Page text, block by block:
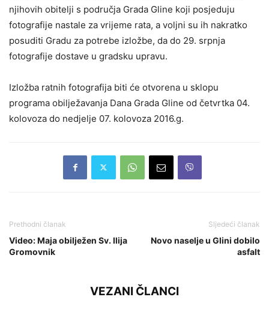
njihovih obitelji s područja Grada Gline koji posjeduju
fotografije nastale za vrijeme rata, a voljni su ih nakratko
posuditi Gradu za potrebe izložbe, da do 29. srpnja
fotografije dostave u gradsku upravu.
Izložba ratnih fotografija biti će otvorena u sklopu
programa obilježavanja Dana Grada Gline od četvrtka 04.
kolovoza do nedjelje 07. kolovoza 2016.g.
Prethodni članak
Video: Maja obilježen Sv. Ilija
Gromovnik
Sljedeći članak
Novo naselje u Glini dobilo
asfalt
VEZANI ČLANCI